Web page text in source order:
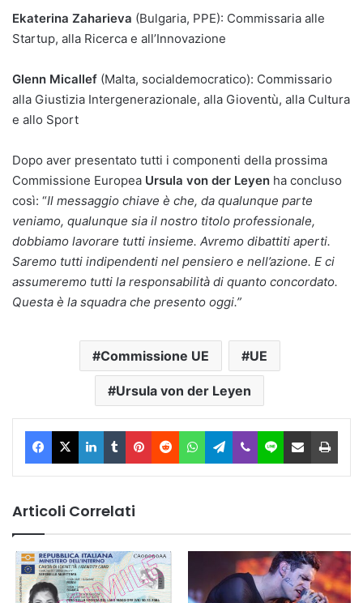
Ekaterina Zaharieva (Bulgaria, PPE): Commissaria alle
Startup, alla Ricerca e all’Innovazione
Glenn Micallef (Malta, socialdemocratico): Commissario
alla Giustizia Intergenerazionale, alla Gioventù, alla Cultura
e allo Sport
Dopo aver presentato tutti i componenti della prossima
Commissione Europea Ursula von der Leyen ha concluso
così: “Il messaggio chiave è che, da qualunque parte
veniamo, qualunque sia il nostro titolo professionale,
dobbiamo lavorare tutti insieme. Avremo dibattiti aperti.
Saremo tutti indipendenti nel pensiero e nell’azione. E ci
assumeremo tutti la responsabilità di quanto concordato.
Questa è la squadra che presento oggi.”
Commissione UE UE
Ursula von der Leyen
Facebook
X LinkedIn
TumblrPinterest
RedditWhatsAppTelegram
ViberLine Condividi via Email
Articoli Correlati